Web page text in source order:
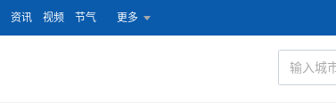
资讯 视频 节气 更多